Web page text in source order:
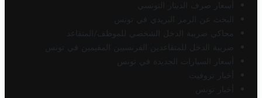
أسعار صرف الدينار التونسي
البحث عن الرمز البريدي في تونس
محاكي ضريبة الدخل الشخصي للموظف/المتقاعد
ضريبة الدخل للمتقاعدين الفرنسيين المقيمين في تونس
أسعار السيارات الجديدة في تونس
أخبار تروفيت
أخبار تونس